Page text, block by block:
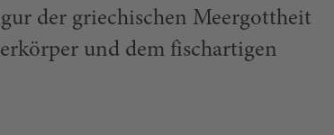
der griechischen Meergottheit
und dem fischartigen